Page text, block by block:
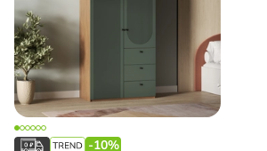
-10%